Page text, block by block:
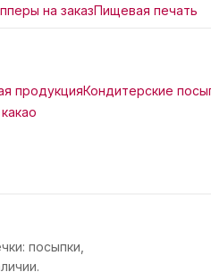
на заказПищевая печать
продукцияКондитерские
посыпки,